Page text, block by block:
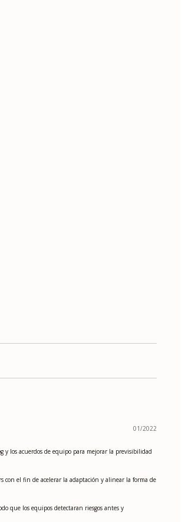
01/2022
los acuerdos de equipo para mejorar la previsibilidad
con el fin de acelerar la adaptación y alinear la forma de
que los equipos detectaran riesgos antes y